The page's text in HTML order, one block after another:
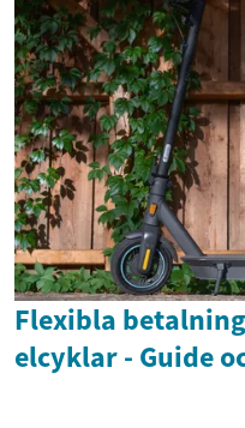
Flexibla
elcyklar - Guide